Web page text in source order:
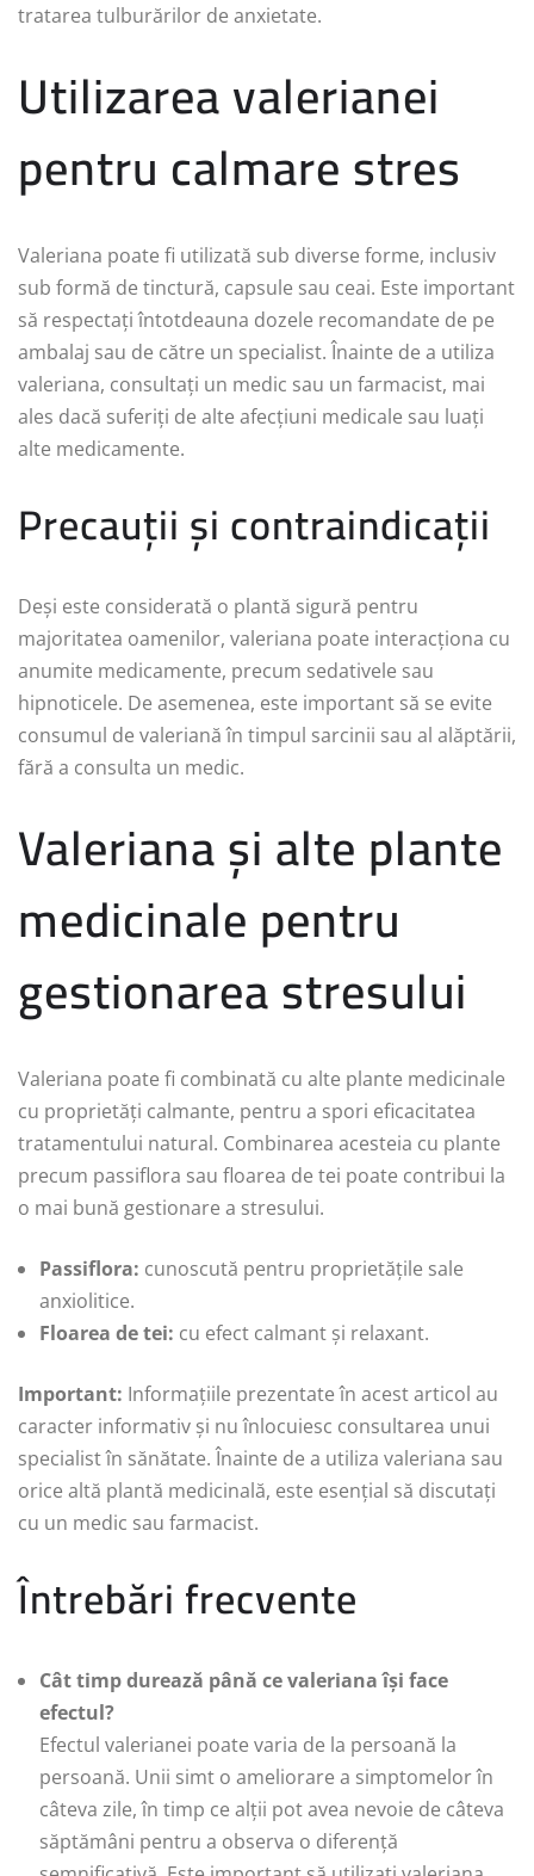
tratarea tulburărilor de anxietate.
Utilizarea valerianei
pentru calmare stres
Valeriana poate fi utilizată sub diverse forme, inclusiv
sub formă de tinctură, capsule sau ceai. Este important
să respectați întotdeauna dozele recomandate de pe
ambalaj sau de către un specialist. Înainte de a utiliza
valeriana, consultați un medic sau un farmacist, mai
ales dacă suferiți de alte afecțiuni medicale sau luați
alte medicamente.
Precauții și contraindicații
Deși este considerată o plantă sigură pentru
majoritatea oamenilor, valeriana poate interacționa cu
anumite medicamente, precum sedativele sau
hipnoticele. De asemenea, este important să se evite
consumul de valeriană în timpul sarcinii sau al alăptării,
fără a consulta un medic.
Valeriana și alte plante
medicinale pentru
gestionarea stresului
Valeriana poate fi combinată cu alte plante medicinale
cu proprietăți calmante, pentru a spori eficacitatea
tratamentului natural. Combinarea acesteia cu plante
precum passiflora sau floarea de tei poate contribui la
o mai bună gestionare a stresului.
Passiflora: cunoscută pentru proprietățile sale
anxiolitice.
Floarea de tei: cu efect calmant și relaxant.
Important: Informațiile prezentate în acest articol au
caracter informativ și nu înlocuiesc consultarea unui
specialist în sănătate. Înainte de a utiliza valeriana sau
orice altă plantă medicinală, este esențial să discutați
cu un medic sau farmacist.
Întrebări frecvente
Cât timp durează până ce valeriana își face
efectul?
Efectul valerianei poate varia de la persoană la
persoană. Unii simt o ameliorare a simptomelor în
câteva zile, în timp ce alții pot avea nevoie de câteva
săptămâni pentru a observa o diferență